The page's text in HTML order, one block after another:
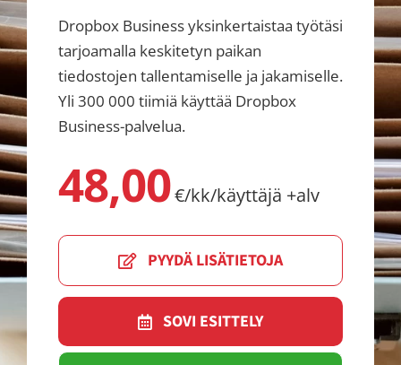
Dropbox Business yksinkertaistaa työtäsi
tarjoamalla keskitetyn paikan
tiedostojen tallentamiselle ja jakamiselle.
Yli 300 000 tiimiä käyttää Dropbox
Business-palvelua.
48,00€/kk/käyttäjä +alv
PYYDÄ LISÄTIETOJA
SOVI ESITTELY